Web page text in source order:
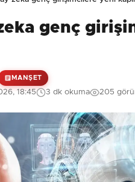
Sorusu: 3 + 10 = ?
genç
MANŞET
18:45 3 dk okuma 205